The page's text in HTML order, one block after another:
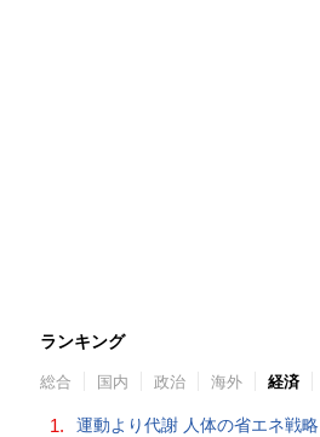
ランキング
総合 国内 政治 海外 経済
1. 運動より代謝 人体の省エネ戦略